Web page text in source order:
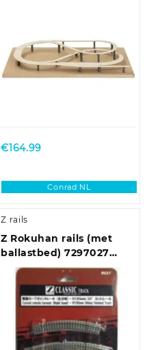
€164.99
Conrad NL
Z rails
Z Rokuhan rails (met
ballastbed) 7297027
Gebogen wissel,
Elektrisch, Rechts 30 °
195 mm, 220 mm 1
stuk(s)